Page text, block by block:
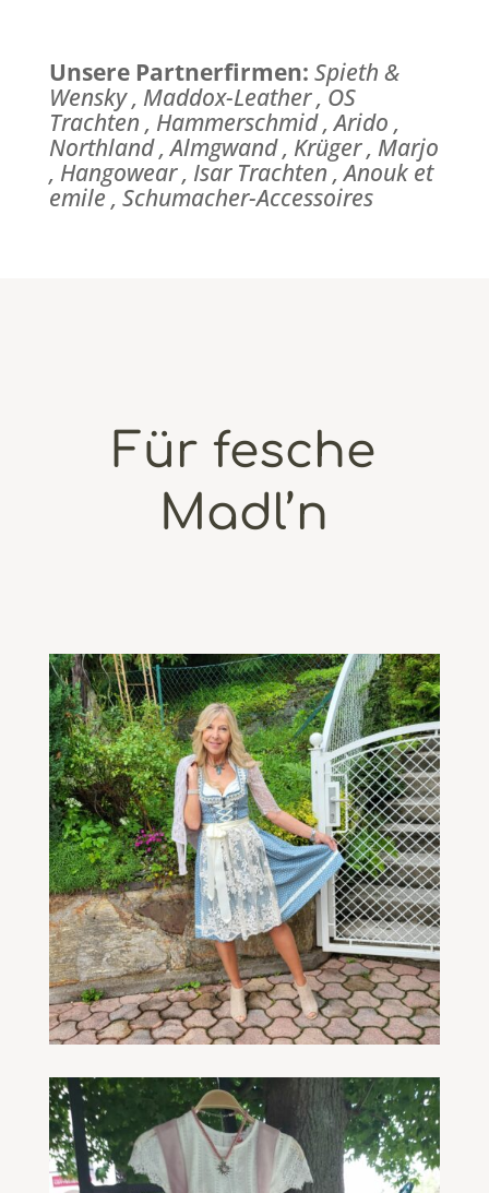
Unsere Partnerfirmen: Spieth &
Wensky , Maddox-Leather , OS
Trachten , Hammerschmid , Arido ,
Northland , Almgwand , Krüger , Marjo
, Hangowear , Isar Trachten , Anouk et
emile , Schumacher-Accessoires
Für fesche
Madl’n